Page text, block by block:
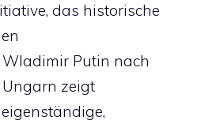
das historische
Putin nach
zeigt